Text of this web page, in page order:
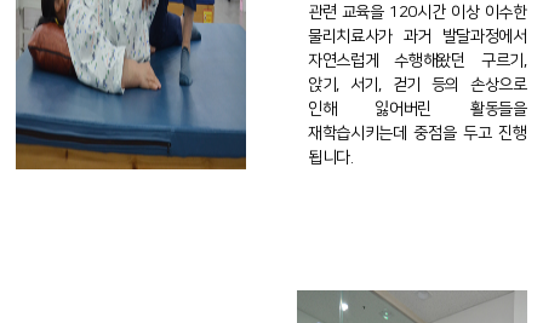
관련 교육을 120시간 이상 이수한
물리치료사가 과거 발달과정에서
자연스럽게 수행해왔던 구르기,
앉기, 서기, 걷기 등의 손상으로
인해 잃어버린 활동들을
재학습시키는데 중점을 두고 진행
됩니다.